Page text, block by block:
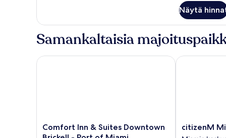
Näytä
Samankaltaisia
Comfort
Inn
Comfort Inn & Suites Downtown
Comfort Inn & Suites Downtown Brickell - Port of
citizenM
Miami
citizenM
citizenM